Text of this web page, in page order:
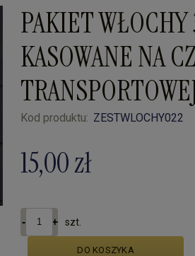
PAKIET
KASOWANE NA
Kod produktu: ZESTWLOCHY022
15,00 zł
szt.
DO KOSZYKA